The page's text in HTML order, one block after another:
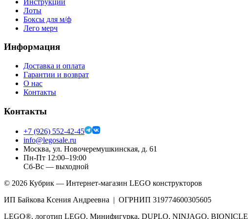
Лоты
Боксы для м/ф
Лего мерч
Информация
Доставка и оплата
Гарантии и возврат
О нас
Контакты
Контакты
+7 (926) 552-42-45
info@legosale.ru
Москва, ул. Новочеремушкинская, д. 61
Пн-Пт 12:00–19:00
Сб-Вс — выходной
© 2026 Кубрик — Интернет-магазин LEGO конструкторов
ИП Байкова Ксения Андреевна | ОГРНИП 319774600305605
LEGO®, логотип LEGO, Минифигурка, DUPLO, NINJAGO, BIONICLE,